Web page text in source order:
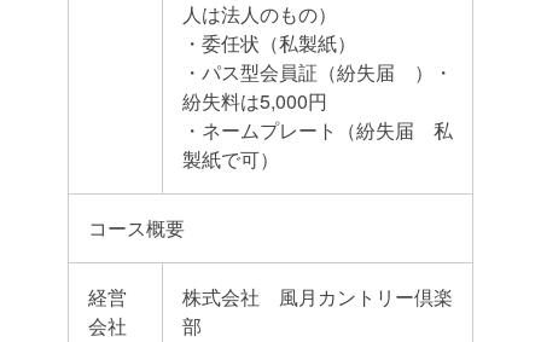
人は法人のもの）
・委任状（私製紙）
・パス型会員証（紛失届 ）・
紛失料は5,000円
・ネームプレート（紛失届 私
製紙で可）
コース概要
経営
会社
株式会社 風月カントリー倶楽
部